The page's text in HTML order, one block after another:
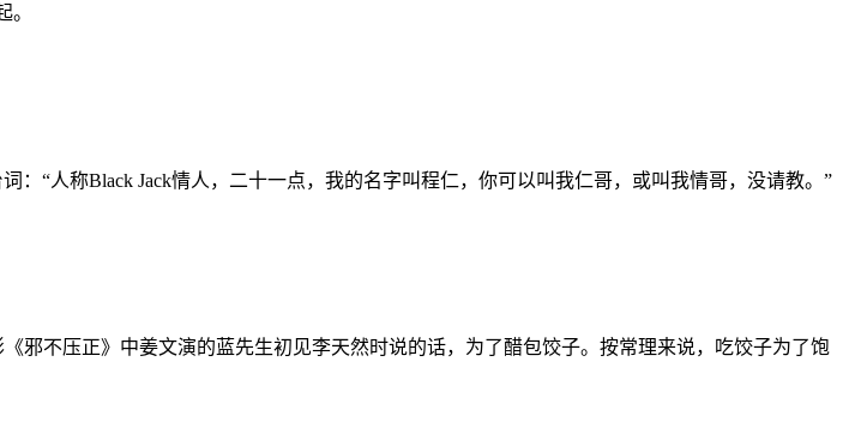
。
“人称Black Jack情人，二十一点，我的名字叫程仁，你可以叫我仁哥，或叫我情哥，没请教。”
邪不压正》中姜文演的蓝先生初见李天然时说的话，为了醋包饺子。按常理来说，吃饺子为了饱